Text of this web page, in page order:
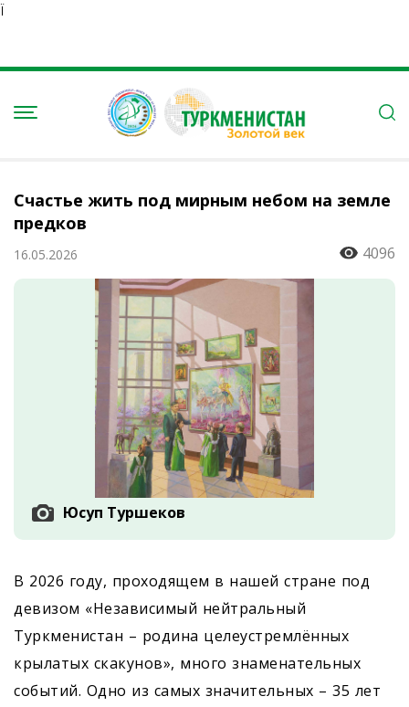
Ï
Счастье жить под мирным небом на земле
предков
16.05.2026 4096
Юсуп Туршеков
В 2026 году, проходящем в нашей стране под
девизом «Независимый нейтральный
Туркменистан – родина целеустремлённых
крылатых скакунов», много знаменательных
событий. Одно из самых значительных – 35 лет